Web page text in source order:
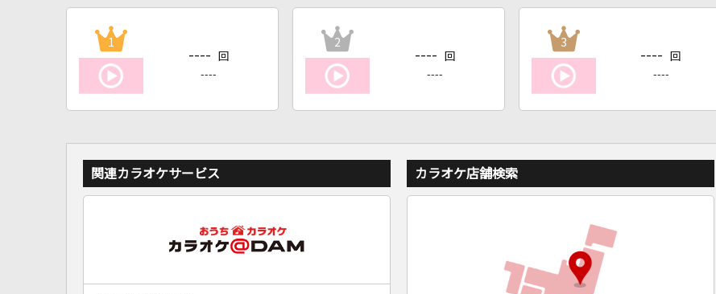
1
---- 回
----
2
---- 回
----
3
---- 回
----
関連カラオケサービス カラオケ店舗検索